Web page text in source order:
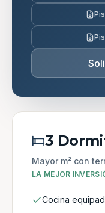
3
Mayor m² con
LA MEJOR
Cocina